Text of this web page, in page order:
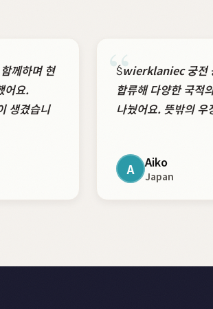
께하며 현
어요.
생겼습니
“
Świerklaniec 궁전
합류해 다양한 국적
나눴어요. 뜻밖의 우
A Aiko
Japan